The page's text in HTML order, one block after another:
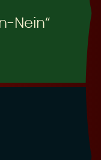
Nein“